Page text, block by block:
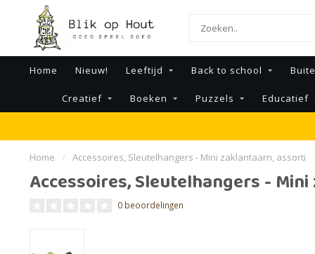
Home Nieuw! Leeftijd Back to school
Creatief Boeken Puzzels Educatief
Home / Accessoires, Sleutelhangers - Mini zaklantaarn, assorti
Accessoires, Sleutelhangers -
0 beoordelingen